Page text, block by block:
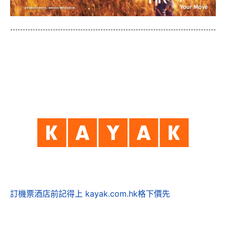
訂機票酒店前記得上 kayak.com.hk格下價先